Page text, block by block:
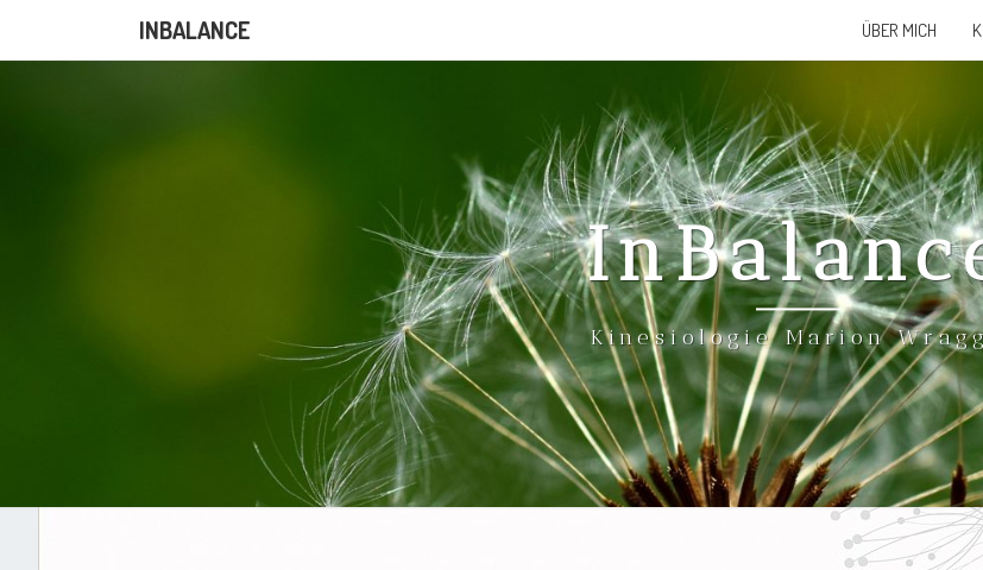
INBALANCE ÜBER MICH
Kinesiologie Marion